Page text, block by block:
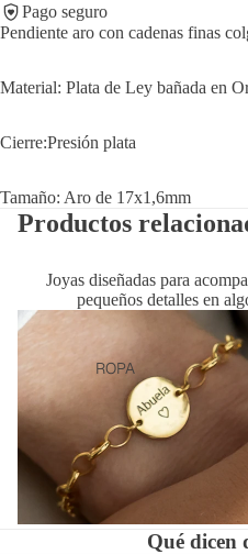
ROPA
Pago seguro
Pendiente aro con cadenas finas
Material: Plata de Ley bañada en
Cierre:Presión plata
Tamaño: Aro de 17x1,6mm
Productos
Joyas diseñadas para
pequeños detalles en
Qué dicen